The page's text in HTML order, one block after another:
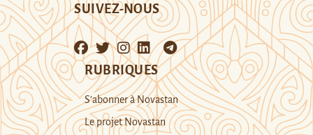
SUIVEZ-NOUS
RUBRIQUES
S’abonner à Novastan
Le projet Novastan